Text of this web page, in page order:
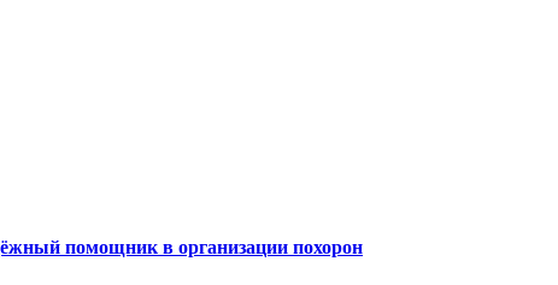
помощник в организации похорон